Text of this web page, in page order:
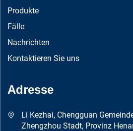
Produkte
Fälle
Nachrichten
Kontaktieren Sie uns
Adresse
Li Kezhai, Chengguan
Zhengzhou Stadt, Provinz